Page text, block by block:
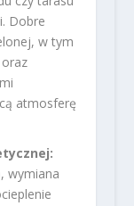
Dobre
w tym
atmosferę
wymiana